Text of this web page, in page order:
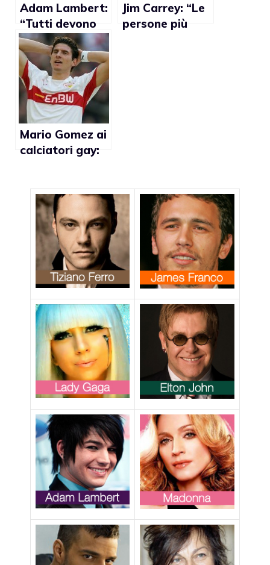
Adam Lambert:
“Tutti devono
essere
semplicemente
se stessi”
Jim Carrey: “Le
persone più
Mario Gomez ai
calciatori gay: